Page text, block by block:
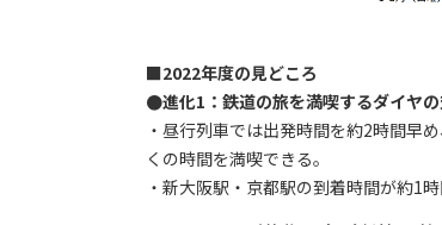
■2022年度の見どころ
●進化1：鉄道の旅を満喫するダイヤ
・昼行列車では出発時間を約2時間早
くの時間を満喫できる。
・新大阪駅・京都駅の到着時間が約1